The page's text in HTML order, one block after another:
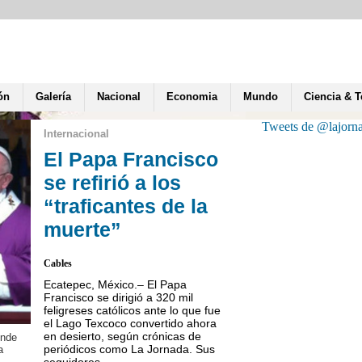
Galería Nacional Economia Mundo Ciencia &
Internacional
El Papa Francisco
se refirió a los
“traficantes de la
muerte”
Cables
Ecatepec, México.– El Papa
Francisco se dirigió a 320 mil
feligreses católicos ante lo que fue
el Lago Texcoco convertido ahora
en desierto, según crónicas de
periódicos como La Jornada. Sus
Tweets de